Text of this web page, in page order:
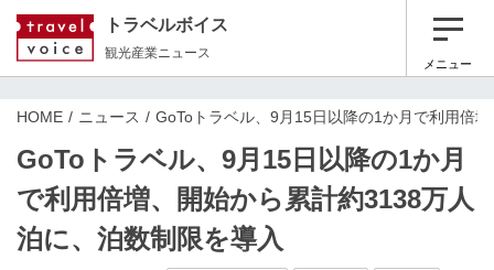
トラベルボイス
観光産業ニュース
メニュー
HOME ニュース GoToトラベル、9月15日以降の1か月で利用倍
GoToトラベル、9月15日以降の1か月
で利用倍増、開始から累計約3138万人
泊に、泊数制限を導入